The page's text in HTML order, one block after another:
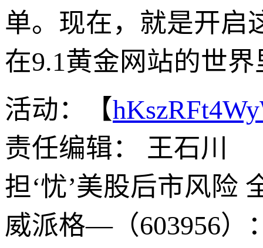
单。现在，就是开启
在9.1黄金网站的世
活动：【
责任编辑： 王石川
担‘忧’美股后市风险
威派格—（603956）